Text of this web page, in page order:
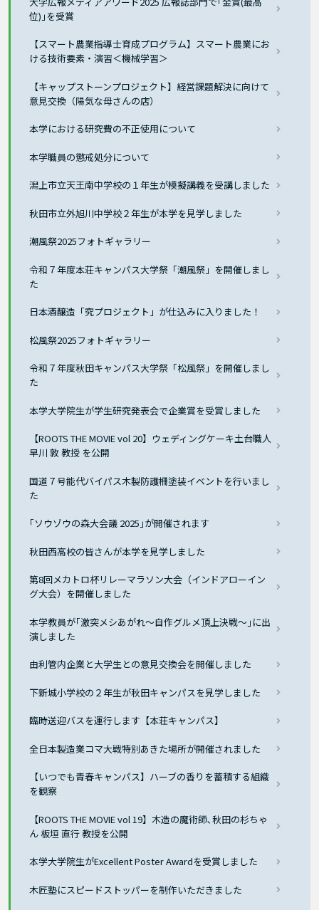
位)｣を受賞
【スマート農業指導士育成プログラム】スマート農業にお
ける技術要素・演習＜機械学習＞
【キャップストーンプロジェクト】経営課題解決に向けて
意見交換（陽気な母さんの店）
本学における研究費の不正使用について
本学職員の懲戒処分について
潟上市立天王南中学校の１年生が模擬講義を受講しました
秋田市立外旭川中学校２年生が本学を見学しました
潮風祭2025フォトギャラリー
令和７年度本荘キャンパス大学祭「潮風祭」を開催しまし
た
日本酒醸造「究プロジェクト」が仕込みに入りました！
松風祭2025フォトギャラリー
令和７年度秋田キャンパス大学祭「松風祭」を開催しまし
た
本学大学院生が学生研究発表会で企業賞を受賞しました
【ROOTS THE MOVIE vol 20】ウェディングケーキ土台職人
早川 敦 教授 を公開
国道７号能代バイパス木製防護柵塗装イベントを行いまし
た
｢ソウゾウの森大会議 2025｣が開催されます
秋田西高校の皆さんが本学を見学しました
第8回メカトロ杯リレーマラソン大会（インドアローイン
グ大会）を開催しました
本学教員が｢激突メシあがれ〜自作グルメ頂上決戦〜｣に出
演しました
由利管内企業と大学生との意見交換会を開催しました
下新城小学校の２年生が秋田キャンパスを見学しました
臨時送迎バスを運行します【本荘キャンパス】
全日本製造業コマ大戦特別あきた場所が開催されました
【いつでも青春キャンパス】ハーブの香りを蓄積する組織
を観察
【ROOTS THE MOVIE vol 19】木造の魔術師､秋田の杉ちゃ
ん 板垣 直行 教授を公開
本学大学院生がExcellent Poster Awardを受賞しました
木匠塾にスピードストッパーを制作いただきました